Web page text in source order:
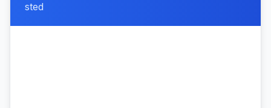
sted